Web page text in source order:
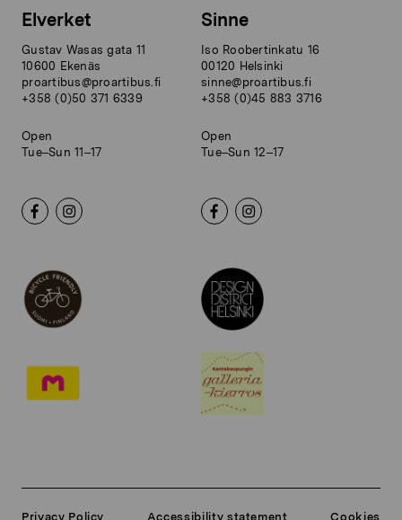
Elverket
Gustav Wasas gata 11
10600 Ekenäs
proartibus@proartibus.fi
+358 (0)50 371 6339
Open
Tue–Sun 11–17
Sinne
Iso Roobertinkatu 16
00120 Helsinki
sinne@proartibus.fi
+358 (0)45 883 3716
Open
Tue–Sun 12–17
Privacy Policy Accessibility statement Cookies